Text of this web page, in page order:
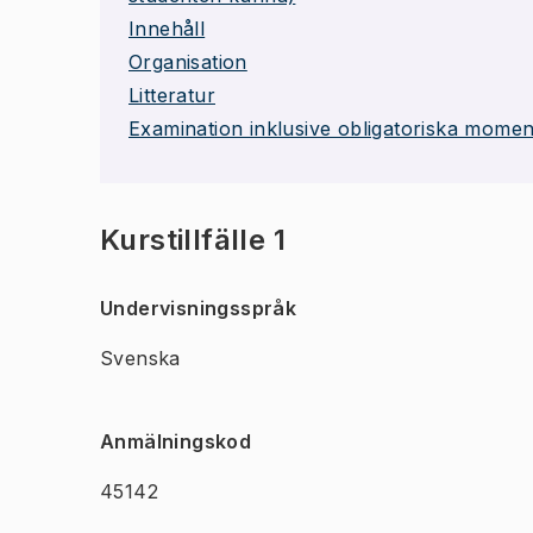
Innehåll
Organisation
Litteratur
Examination inklusive obligatoriska
Kurstillfälle 1
Undervisningsspråk
Svenska
Anmälningskod
45142